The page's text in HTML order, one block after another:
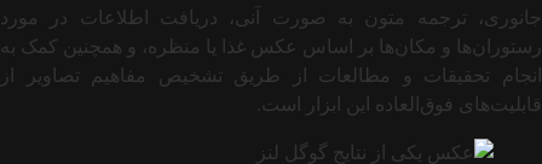
جانوری، ترجمه متون به صورت آنی، دریافت اطلاعات در مورد
رستوران‌ها و مکان‌ها بر اساس عکس غذا یا منظره، و همچنین کمک به
انجام تحقیقات و مطالعات از طریق تشخیص مفاهیم تصاویر از
قابلیت‌های فوق‌العاده این ابزار است.